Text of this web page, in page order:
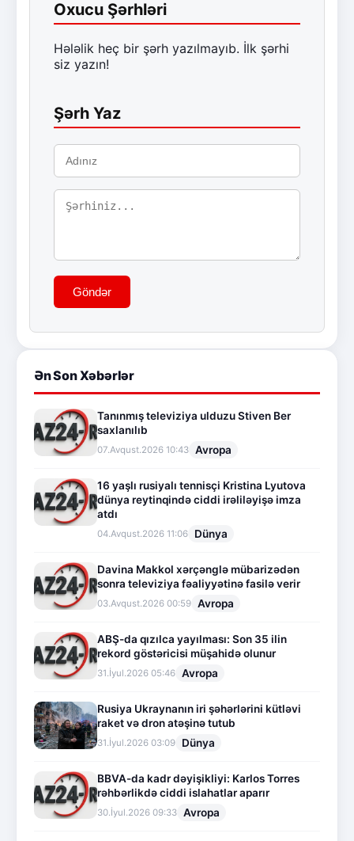
Oxucu Şərhləri
Hələlik heç bir şərh yazılmayıb. İlk şərhi
siz yazın!
Şərh Yaz
Göndər
Ən Son Xəbərlər
Tanınmış televiziya ulduzu Stiven Ber
saxlanılıb
07.Avqust.2026 10:43 Avropa
16 yaşlı rusiyalı tennisçi Kristina Lyutova
dünya reytinqində ciddi irəliləyişə imza
atdı
04.Avqust.2026 11:06 Dünya
Davina Makkol xərçənglə mübarizədən
sonra televiziya fəaliyyətinə fasilə verir
03.Avqust.2026 00:59 Avropa
ABŞ-da qızılca yayılması: Son 35 ilin
rekord göstəricisi müşahidə olunur
31.İyul.2026 05:46 Avropa
Rusiya Ukraynanın iri şəhərlərini kütləvi
raket və dron atəşinə tutub
31.İyul.2026 03:09 Dünya
BBVA-da kadr dəyişikliyi: Karlos Torres
rəhbərlikdə ciddi islahatlar aparır
30.İyul.2026 09:33 Avropa